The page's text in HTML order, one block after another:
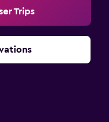
Trips